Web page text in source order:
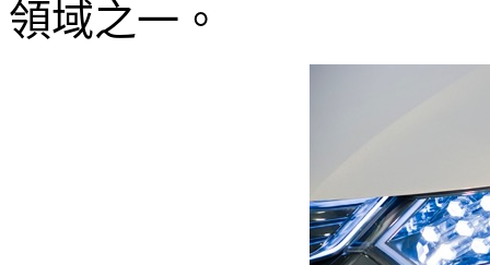
領域之一。